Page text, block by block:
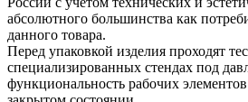
абсолютного большинства как
данного товара.
Перед упаковкой изделия проходят
специализированных стендах под
функциональность рабочих